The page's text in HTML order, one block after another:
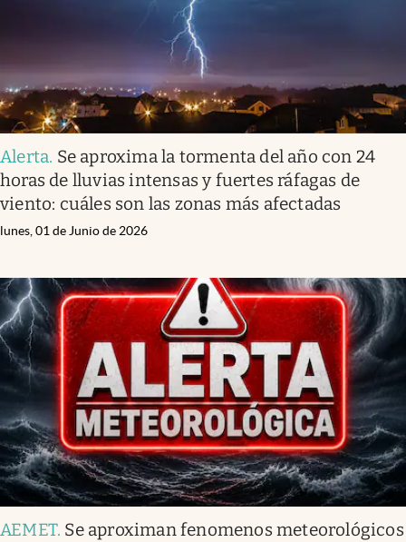
Alerta. Se aproxima la tormenta del año con 24
horas de lluvias intensas y fuertes ráfagas de
viento: cuáles son las zonas más afectadas
lunes, 01 de Junio de 2026
AEMET. Se aproximan fenomenos meteorológicos